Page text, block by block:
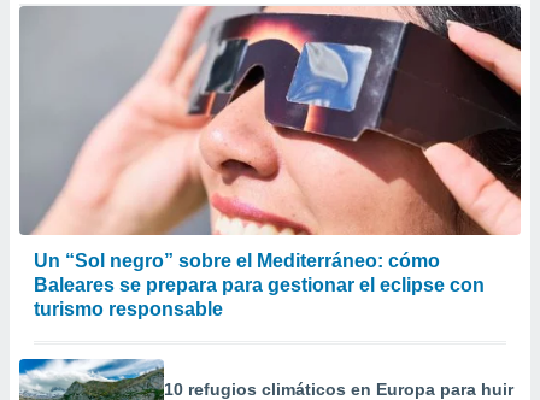
Un “Sol negro” sobre el Mediterráneo: cómo
Baleares se prepara para gestionar el eclipse con
turismo responsable
10 refugios climáticos en Europa para huir